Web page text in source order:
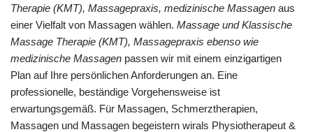
Therapie (KMT), Massagepraxis, medizinische Massagen aus
einer Vielfalt von Massagen wählen. Massage und Klassische
Massage Therapie (KMT), Massagepraxis ebenso wie
medizinische Massagen passen wir mit einem einzigartigen
Plan auf Ihre persönlichen Anforderungen an. Eine
professionelle, beständige Vorgehensweise ist
erwartungsgemäß. Für Massagen, Schmerztherapien,
Massagen und Massagen begeistern wirals Physiotherapeut &